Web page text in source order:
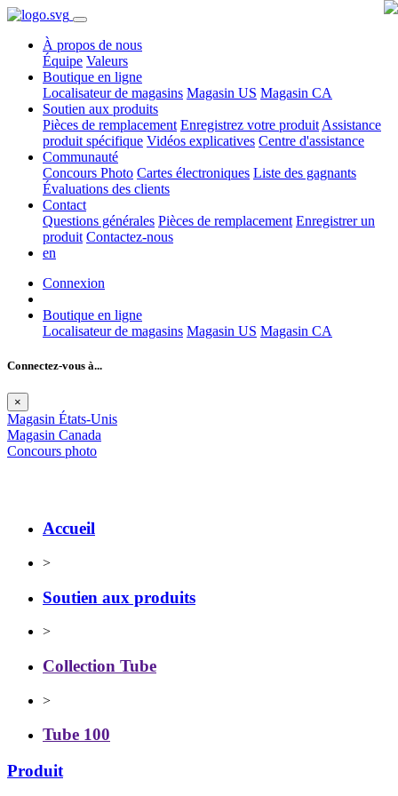
À propos de nous
Équipe Valeurs
Boutique en ligne
Localisateur de magasins Magasin US Magasin CA
Soutien aux produits
Pièces de remplacement Enregistrez votre produit Assistance
produit spécifique Vidéos explicatives Centre d'assistance
Communauté
Concours Photo Cartes électroniques Liste des gagnants
Évaluations des clients
Contact
Questions générales Pièces de remplacement Enregistrer un
produit Contactez-nous
en
Connexion
Boutique en ligne
Localisateur de magasins Magasin US Magasin CA
Connectez-vous à...
×
Magasin États-Unis
Magasin Canada
Concours photo
Accueil
>
Soutien aux produits
>
Collection Tube
>
Tube 100
Produit